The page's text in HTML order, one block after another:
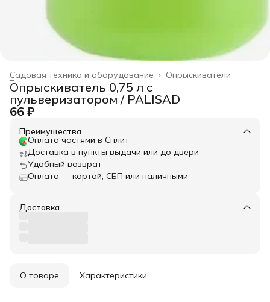
Опрыскиватели
Садовая техника и оборудование ›
Главная ›
Опрыскиватель 0,75 л с
пульверизатором / PALISAD
66 ₽
Преимущества
Оплата частями в Сплит
Доставка в пункты выдачи или до двери
Удобный возврат
Оплата — картой, СБП или наличными
Доставка
О товаре Характеристики